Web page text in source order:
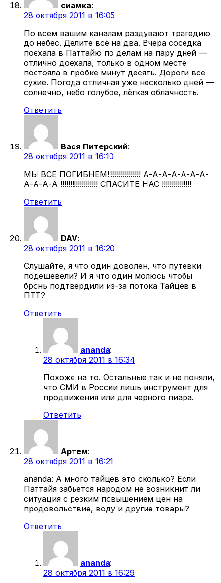
сиамка:
28 октября 2011 в 16:05
По всем вашим каналам раздувают трагедию
до небес. Делите всё на два. Вчера соседка
поехала в Паттайю по делам на пару дней —
отлично доехала, только в одном месте
постояла в пробке минут десять. Дороги все
сухие. Погода отличная уже несколько дней —
солнечно, небо голубое, лёгкая облачность.
Ответить
Вася Питерский:
28 октября 2011 в 16:10
МЫ ВСЕ ПОГИБНЕМ!!!!!!!!!!!!!!!!! А-А-А-А-А-А-А-
А-А-А-А !!!!!!!!!!!!!!!!!!! СПАСИТЕ НАС !!!!!!!!!!!!!!!
Ответить
DAV:
28 октября 2011 в 16:20
Слушайте, я что один доволен, что путевки
подешевели? И я что один молюсь чтобы
бронь подтвердили из-за потока Тайцев в
ПТТ?
Ответить
ananda:
28 октября 2011 в 16:34
Похоже на то. Остальные так и не поняли,
что СМИ в России лишь инструмент для
продвижения или для черного пиара.
Ответить
Артем:
28 октября 2011 в 16:21
ananda: А много тайцев это сколько? Если
Паттайя забьется народом не возникнит ли
ситуация с резким повышением цен на
продовольствие, воду и другие товары?
Ответить
ananda:
28 октября 2011 в 16:29